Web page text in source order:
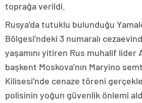
toprağa verildi.
Rusya’da tutuklu bulunduğu
Bölgesi’ndeki 3 numaralı
yaşamını yitiren Rus muhalif lider
başkent Moskova’nın Maryino
Kilisesi’nde cenaze töreni
polisinin yoğun güvenlik önlemi